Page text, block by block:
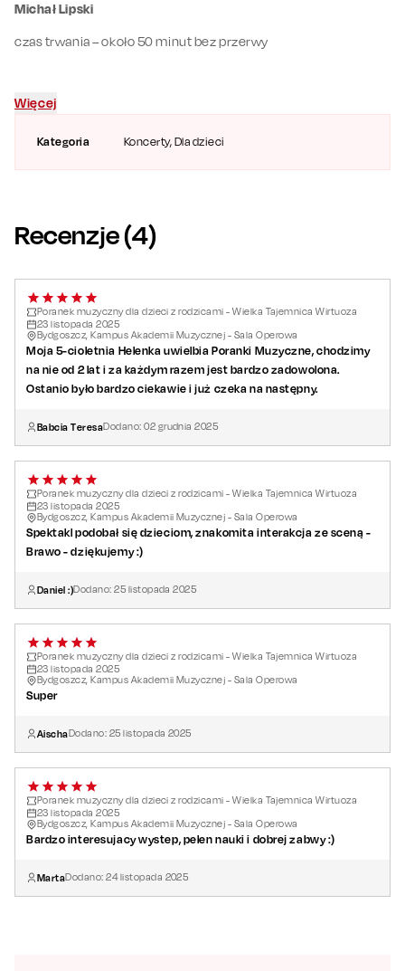
Kategoria Koncerty, Dla dzieci
Michał Lipski
czas trwania – około 50 minut bez przerwy
Więcej
Recenzje (4)
Poranek muzyczny dla dzieci z rodzicami - Wielka Tajemnica Wirtuoza
23 listopada 2025
Bydgoszcz, Kampus Akademii Muzycznej - Sala Operowa
Moja 5-cioletnia Helenka uwielbia Poranki Muzyczne, chodzimy
na nie od 2 lat i za każdym razem jest bardzo zadowolona.
Ostanio było bardzo ciekawie i już czeka na następny.
Babcia TeresaDodano:02 grudnia 2025
Poranek muzyczny dla dzieci z rodzicami - Wielka Tajemnica Wirtuoza
23 listopada 2025
Bydgoszcz, Kampus Akademii Muzycznej - Sala Operowa
Spektakl podobał się dzieciom, znakomita interakcja ze sceną -
Brawo - dziękujemy :)
Daniel :)Dodano:25 listopada 2025
Poranek muzyczny dla dzieci z rodzicami - Wielka Tajemnica Wirtuoza
23 listopada 2025
Bydgoszcz, Kampus Akademii Muzycznej - Sala Operowa
Super
AischaDodano: 25 listopada 2025
Poranek muzyczny dla dzieci z rodzicami - Wielka Tajemnica Wirtuoza
23 listopada 2025
Bydgoszcz, Kampus Akademii Muzycznej - Sala Operowa
Bardzo interesujacy wystep, pelen nauki i dobrej zabwy :)
MartaDodano:24 listopada 2025